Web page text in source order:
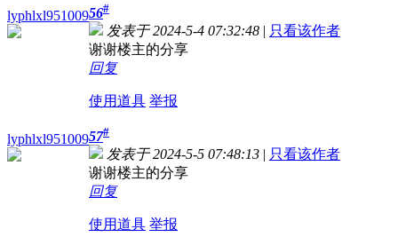
lyphlxl95100956#
发表于 2024-5-4 07:32:48 | 只看该作者
谢谢楼主的分享
回复
使用道具 举报
lyphlxl95100957#
发表于 2024-5-5 07:48:13 | 只看该作者
谢谢楼主的分享
回复
使用道具 举报